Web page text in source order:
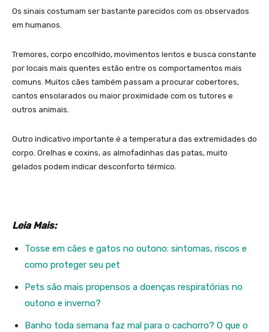
Os sinais costumam ser bastante parecidos com os observados
em humanos.
Tremores, corpo encolhido, movimentos lentos e busca constante
por locais mais quentes estão entre os comportamentos mais
comuns. Muitos cães também passam a procurar cobertores,
cantos ensolarados ou maior proximidade com os tutores e
outros animais.
Outro indicativo importante é a temperatura das extremidades do
corpo. Orelhas e coxins, as almofadinhas das patas, muito
gelados podem indicar desconforto térmico.
Leia Mais:
Tosse em cães e gatos no outono: sintomas, riscos e
como proteger seu pet
Pets são mais propensos a doenças respiratórias no
outono e inverno?
Banho toda semana faz mal para o cachorro? O que o